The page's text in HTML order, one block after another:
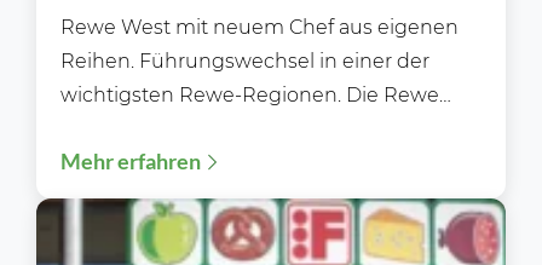
Rewe West mit neuem Chef aus eigenen
Reihen. Führungswechsel in einer der
wichtigsten Rewe-Regionen. Die Rewe
Mehr erfahren